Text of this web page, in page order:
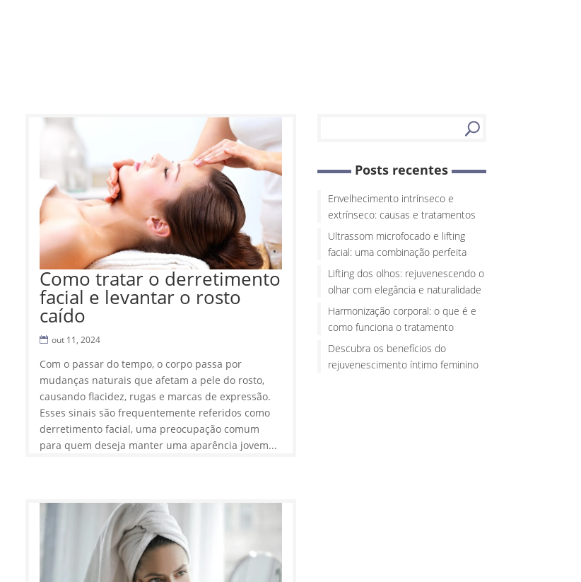
Como tratar o derretimento
facial e levantar o rosto
caído
out 11, 2024
Com o passar do tempo, o corpo passa por
mudanças naturais que afetam a pele do rosto,
causando flacidez, rugas e marcas de expressão.
Esses sinais são frequentemente referidos como
derretimento facial, uma preocupação comum
para quem deseja manter uma aparência jovem...
Posts recentes
Envelhecimento intrínseco e
extrínseco: causas e tratamentos
Ultrassom microfocado e lifting
facial: uma combinação perfeita
Lifting dos olhos: rejuvenescendo o
olhar com elegância e naturalidade
Harmonização corporal: o que é e
como funciona o tratamento
Descubra os benefícios do
rejuvenescimento íntimo feminino